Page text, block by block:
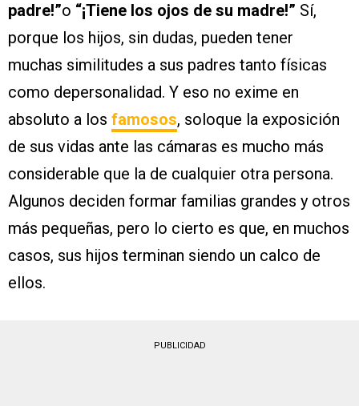
padre!”o “¡Tiene los ojos de su madre!” Sí,
porque los hijos, sin dudas, pueden tener
muchas similitudes a sus padres tanto físicas
como depersonalidad. Y eso no exime en
absoluto a los famosos, soloque la exposición
de sus vidas ante las cámaras es mucho más
considerable que la de cualquier otra persona.
Algunos deciden formar familias grandes y otros
más pequeñas, pero lo cierto es que, en muchos
casos, sus hijos terminan siendo un calco de
ellos.
PUBLICIDAD